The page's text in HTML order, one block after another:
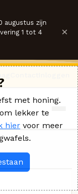
augustus zijn
1 tot 4
×
met honing.
lekker te
hier voor meer